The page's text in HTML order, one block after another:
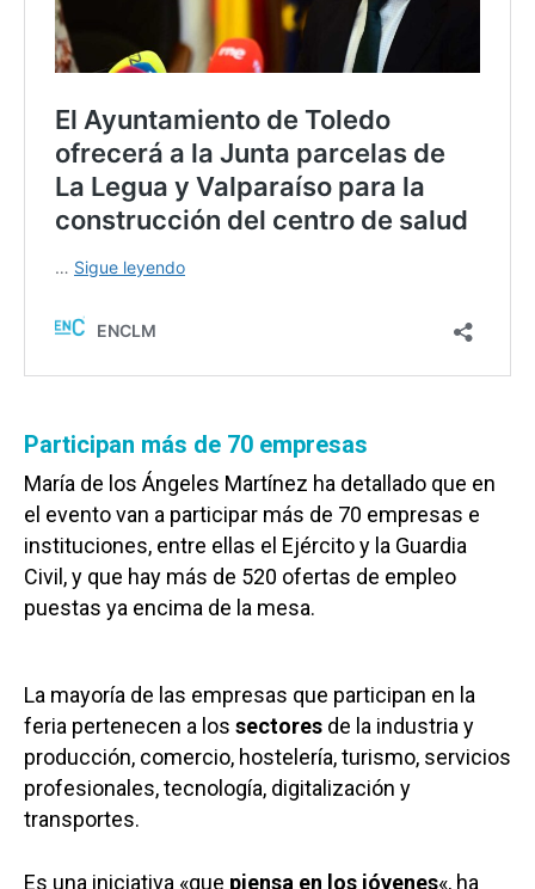
Participan más de 70 empresas
María de los Ángeles Martínez ha detallado que en
el evento van a participar más de 70 empresas e
instituciones, entre ellas el Ejército y la Guardia
Civil, y que hay más de 520 ofertas de empleo
puestas ya encima de la mesa.
La mayoría de las empresas que participan en la
feria pertenecen a los sectores de la industria y
producción, comercio, hostelería, turismo, servicios
profesionales, tecnología, digitalización y
transportes.
Es una iniciativa «que piensa en los jóvenes«, ha